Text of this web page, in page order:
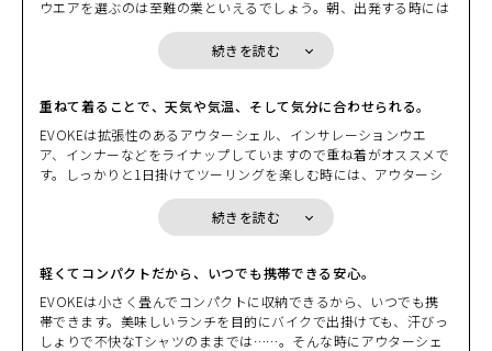
た髪型。アウターシェルを脱ぎバイクにかけるときによぎる少しば
かりの不安。シャワーを浴びたいほどの汗ビッショリになったイン
ナーウエアの不快感。もし、そんな“我慢”や“不快感”が両手に収ま
名はギア・ウエアだ。ウエアでありながらギアの役割を果たす。そ
こにはこんな要素が求められる。“小さく収納”できて、しかも“持
ち運び”がしやすい。気温変化に応じて“重ね着”もできるし“脱い
で”パッカブルに戻すこともできる。ウエアの拡張性を損なわない
コンパクトなプロテクションとのマッチング。EVOKEはバイクを
止めた後に新たな価値を発揮するギア・ウエアだ。「小さく収納し
て、持ち運ぼう」から始まる新発想。GEAR-Wearという新時代が
ウエアを選ぶのは至難の業といえるでしょう。朝、出発する時には
の気温となり、脱ぎたくても荷物になるから脱げないもどかしさ。
そんな時に、小さく畳んで持ち運べるパッカブル機能を備えたEVO
るバッグや、バイクの小物入れの隙間にコンパクトに収納できま
す。荷物になるからと着こまずに我慢したり、着こんで脱げないか
らと我慢したりする必要はないのです。
続きを読む
重ねて着ることで、天気や気温、そして気分に合わせられる。
EVOKEは拡張性のあるアウターシェル、インサレーションウエ
ア、インナーなどをライナップしていますので重ね着がオススメで
す。しっかりと1日掛けてツーリングを楽しむ時には、アウターシ
った温かなインサレーションウエアと重ねてみたり、街中を走る時
であれば適度な通気性がエアクッションとなり衣服内を快適に保つ
としたパターンを採用していますのでかさばらず着心地も軽やかで
す。また、インサレーションウエアやインナーはデザインやカラー
もバリエーションを豊富にご用意しています。インナーとの組み合
わせを楽しんでください。
続きを読む
軽くてコンパクトだから、いつでも携帯できる安心。
EVOKEは小さく畳んでコンパクトに収納できるから、いつでも携
帯できます。美味しいランチを目的にバイクで出掛けても、汗びっ
しょりで不快なTシャツのままでは……。そんな時にアウターシェ
BEIGE
カートに入れる
BEIGE
LL
¥20,900 (税込)
BLACK
¥20,900(税込)
カートに入れる
BLACK
¥20,900 (税込)